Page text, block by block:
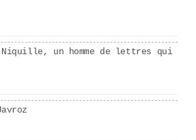
un homme de lettres qui